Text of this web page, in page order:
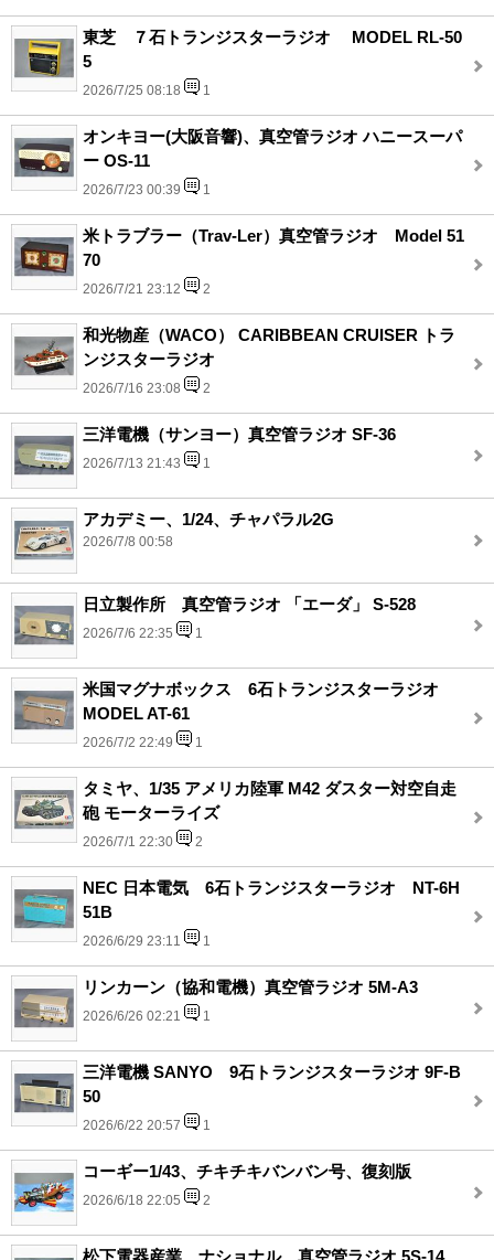
東芝 ７石トランジスターラジオ MODEL RL-50
5
2026/7/25 08:18 1
オンキヨー(大阪音響)、真空管ラジオ ハニースーパ
ー OS-11
2026/7/23 00:39 1
米トラブラー（Trav-Ler）真空管ラジオ Model 51
70
2026/7/21 23:12 2
和光物産（WACO） CARIBBEAN CRUISER トラ
ンジスターラジオ
2026/7/16 23:08 2
三洋電機（サンヨー）真空管ラジオ SF-36
2026/7/13 21:43 1
アカデミー、1/24、チャパラル2G
2026/7/8 00:58
日立製作所 真空管ラジオ 「エーダ」 S-528
2026/7/6 22:35 1
米国マグナボックス 6石トランジスターラジオ
MODEL AT-61
2026/7/2 22:49 1
タミヤ、1/35 アメリカ陸軍 M42 ダスター対空自走
砲 モーターライズ
2026/7/1 22:30 2
NEC 日本電気 6石トランジスターラジオ NT-6H
51B
2026/6/29 23:11 1
リンカーン（協和電機）真空管ラジオ 5M-A3
2026/6/26 02:21 1
三洋電機 SANYO 9石トランジスターラジオ 9F-B
50
2026/6/22 20:57 1
コーギー1/43、チキチキバンバン号、復刻版
2026/6/18 22:05 2
松下電器産業 ナショナル 真空管ラジオ 5S-14